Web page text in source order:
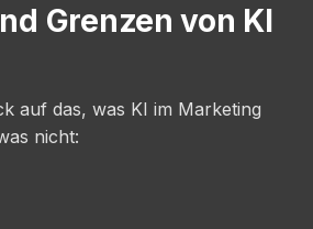
Grenzen von KI
auf das, was KI im Marketing
nicht: